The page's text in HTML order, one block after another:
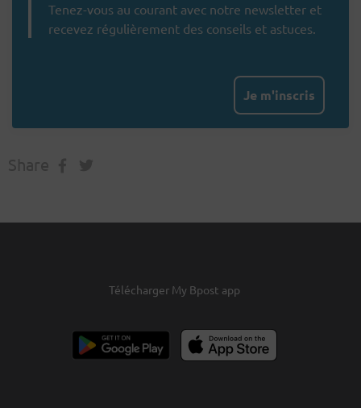
Tenez-vous au courant avec notre newsletter et
recevez régulièrement des conseils et astuces.
Je m'inscris
Télécharger My Bpost app